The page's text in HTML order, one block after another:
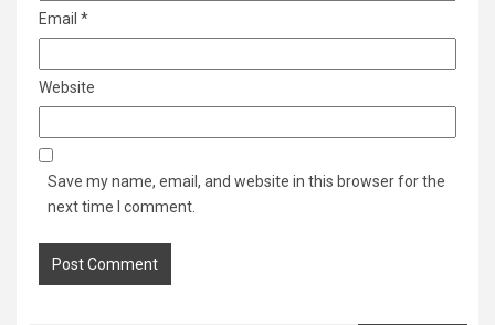
Email *
Website
Save my name, email, and website in this browser for the
next time I comment.